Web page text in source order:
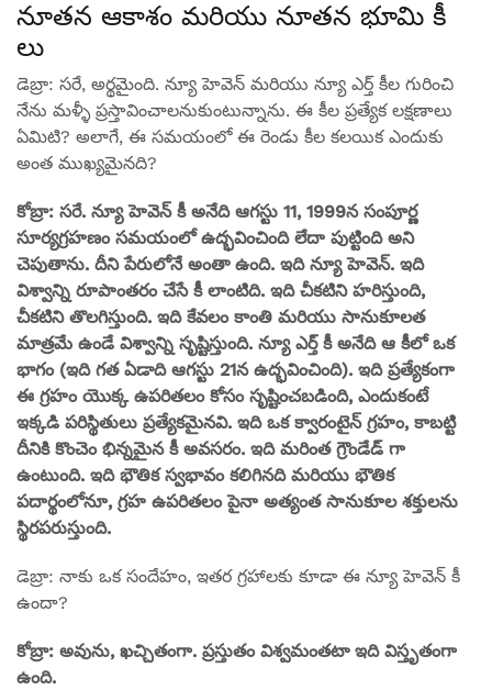
నూతన ఆకాశం మరియు నూతన భూమి కీ
లు
డెబ్రా: సరే, అర్థమైంది. న్యూ హెవెన్ మరియు న్యూ ఎర్త్ కీల గురించి
నేను మళ్ళీ ప్రస్తావించాలనుకుంటున్నాను. ఈ కీల ప్రత్యేక లక్షణాలు
ఏమిటి? అలాగే, ఈ సమయంలో ఈ రెండు కీల కలయిక ఎందుకు
అంత ముఖ్యమైనది?
కోబ్రా: సరే. న్యూ హెవెన్ కీ అనేది ఆగస్టు 11, 1999న సంపూర్ణ
సూర్యగ్రహణం సమయంలో ఉద్భవించింది లేదా పుట్టింది అని
చెపుతాను. దీని పేరులోనే అంతా ఉంది. ఇది న్యూ హెవెన్. ఇది
విశ్వాన్ని రూపాంతరం చేసే కీ లాంటిది. ఇది చీకటిని హరిస్తుంది,
చీకటిని తొలగిస్తుంది. ఇది కేవలం కాంతి మరియు సానుకూలత
మాత్రమే ఉండే విశ్వాన్ని సృష్టిస్తుంది. న్యూ ఎర్త్ కీ అనేది ఆ కీలో ఒక
భాగం (ఇది గత ఏడాది ఆగస్టు 21న ఉద్భవించింది). ఇది ప్రత్యేకంగా
ఈ గ్రహం యొక్క ఉపరితలం కోసం సృష్టించబడింది, ఎందుకంటే
ఇక్కడి పరిస్థితులు ప్రత్యేకమైనవి. ఇది ఒక క్వారంటైన్ గ్రహం, కాబట్టి
దీనికి కొంచెం భిన్నమైన కీ అవసరం. ఇది మరింత గ్రౌండేడ్ గా
ఉంటుంది. ఇది భౌతిక స్వభావం కలిగినది మరియు భౌతిక
పదార్థంలోనూ, గ్రహ ఉపరితలం పైనా అత్యంత సానుకూల శక్తులను
స్థిరపరుస్తుంది.
డెబ్రా: నాకు ఒక సందేహం, ఇతర గ్రహాలకు కూడా ఈ న్యూ హెవెన్ కీ
ఉందా?
కోబ్రా: అవును, ఖచ్చితంగా. ప్రస్తుతం విశ్వమంతటా ఇది విస్తృతంగా
ఉంది.